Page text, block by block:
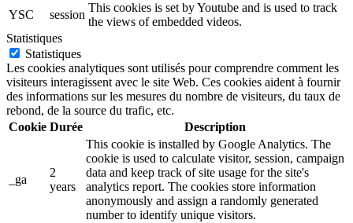
YSC
session
This cookies is set by Youtube and is used to track
the views of embedded videos.
Statistiques
Statistiques
Les cookies analytiques sont utilisés pour comprendre comment les
visiteurs interagissent avec le site Web. Ces cookies aident à fournir
des informations sur les mesures du nombre de visiteurs, du taux de
rebond, de la source du trafic, etc.
Cookie Durée Description
_ga
2
years
This cookie is installed by Google Analytics. The
cookie is used to calculate visitor, session, campaign
data and keep track of site usage for the site's
analytics report. The cookies store information
anonymously and assign a randomly generated
number to identify unique visitors.